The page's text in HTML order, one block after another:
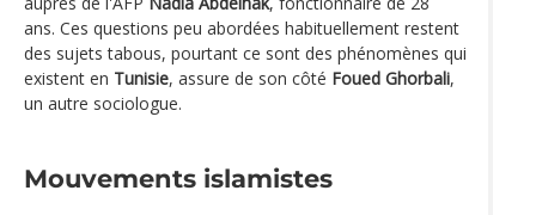
ans. Ces questions peu abordées habituellement restent
des sujets tabous, pourtant ce sont des phénomènes qui
existent en Tunisie, assure de son côté Foued Ghorbali,
un autre sociologue.
Mouvements islamistes